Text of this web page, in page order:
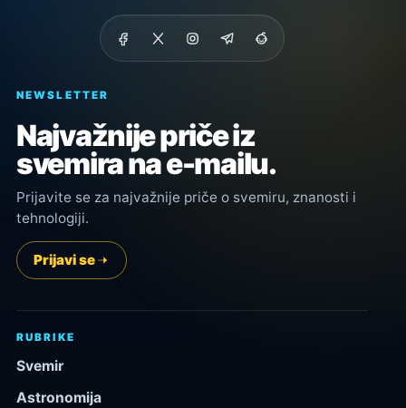
NEWSLETTER
Najvažnije priče iz
svemira na e-mailu.
Prijavite se za najvažnije priče o svemiru, znanosti i
tehnologiji.
Prijavi se
RUBRIKE
Svemir
Astronomija